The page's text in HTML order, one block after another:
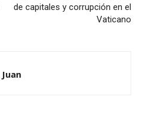
de capitales y corrupción en el
Vaticano
Juan